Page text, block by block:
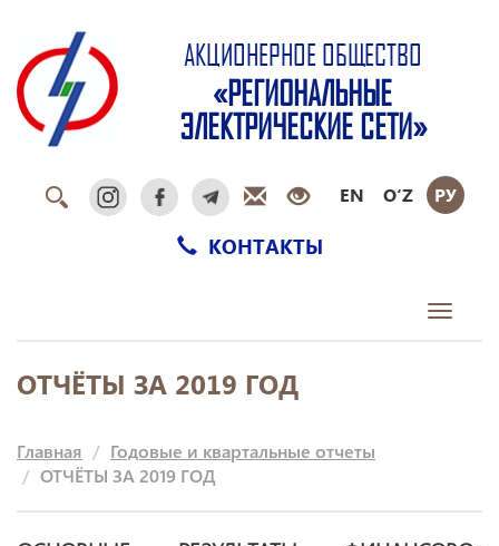
АКЦИОНЕРНОЕ ОБЩЕСТВО
«РЕГИОНАЛЬНЫЕ
ЭЛЕКТРИЧЕСКИЕ СЕТИ»
EN O‘Z РУ
КОНТАКТЫ
Toggle
ОТЧЁТЫ ЗА 2019 ГОД
Главная
Годовые и квартальные отчеты
ОТЧЁТЫ ЗА 2019 ГОД